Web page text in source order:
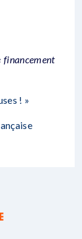
financement
! »